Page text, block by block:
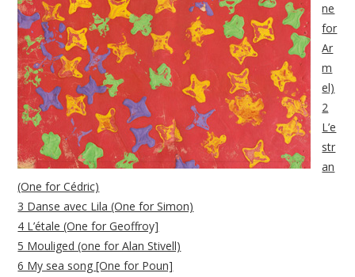
ne
for
Ar
m
el)
2
L’e
str
an
(One for Cédric)
3 Danse avec Lila (One for Simon)
4 L’étale (One for Geoffroy]
5 Mouliged (one for Alan Stivell)
6 My sea song [One for Poun]